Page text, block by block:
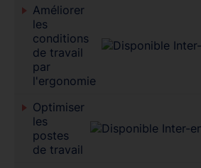
Améliorer
les
conditions
de travail
par
l'ergonomie
Optimiser
les
postes
de travail